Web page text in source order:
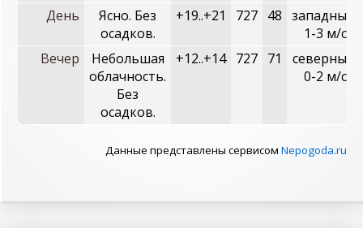
День
Ясно. Без
осадков.
+19..+21 727 48 западный,
1-3 м/с
Вечер
Небольшая
облачность.
Без
осадков.
+12..+14 727 71
северный,
0-2 м/с
Данные представлены сервисом Nepogoda.ru